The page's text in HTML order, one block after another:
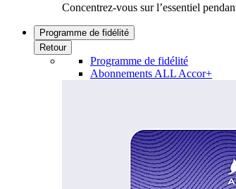
Concentrez-vous sur l’essentiel
Programme de fidélité
Retour
Programme de fidélité
Abonnements ALL Accor+